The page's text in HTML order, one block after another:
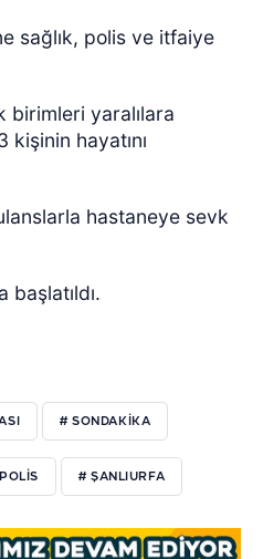
sağlık, polis ve itfaiye
birimleri yaralılara
kişinin hayatını
hastaneye sevk
# SONDAKIKA
# ŞANLIURFA